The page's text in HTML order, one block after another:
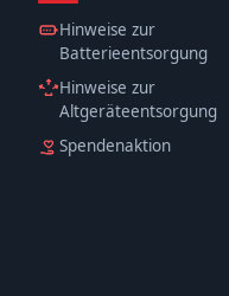
Hinweise zur
Batterieentsorgung
Hinweise zur
Altgeräteentsorgung
Spendenaktion